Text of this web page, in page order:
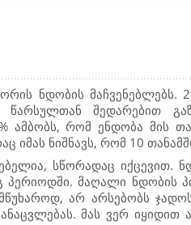
ნდობის მაჩვენებლებს.
შედარებით
ამბობს, რომ ენდობა მის
იმას ნიშნავს, რომ 10
სწორადაც იქცევით.
პერიოდში. მაღალი ნდობის
არ არსებობს
მას ვერ იყიდით